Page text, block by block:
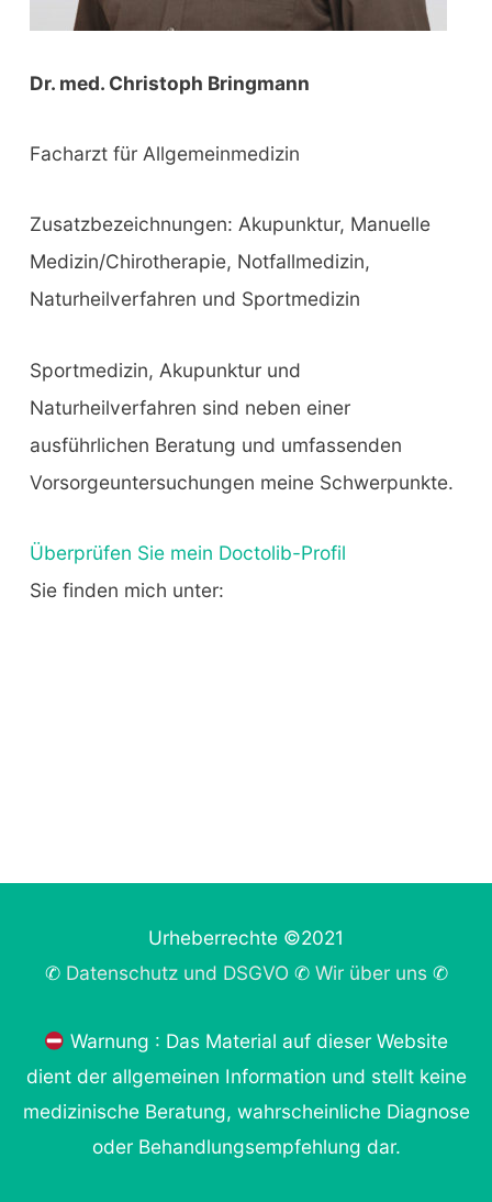
Dr. med. Christoph Bringmann
Facharzt für Allgemeinmedizin
Zusatzbezeichnungen: Akupunktur, Manuelle
Medizin/Chirotherapie, Notfallmedizin,
Naturheilverfahren und Sportmedizin
Sportmedizin, Akupunktur und
Naturheilverfahren sind neben einer
ausführlichen Beratung und umfassenden
Vorsorgeuntersuchungen meine Schwerpunkte.
Überprüfen Sie mein Doctolib-Profil
Sie finden mich unter:
Urheberrechte ©2021
✆ Datenschutz und DSGVO ✆ Wir über uns✆
Warnung : Das Material auf dieser Website
dient der allgemeinen Information und stellt keine
medizinische Beratung, wahrscheinliche Diagnose
oder Behandlungsempfehlung dar.